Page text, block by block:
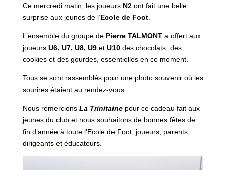
Ce mercredi matin, les joueurs N2ont fait une belle
surprise aux jeunes de l’Ecole de Foot.
L’ensemble du groupe de Pierre TALMONTa offert aux
joueurs U6, U7, U8, U9 etU10des chocolats, des
cookies et des gourdes, essentielles en ce moment.
Tous se sont rassemblés pour une photo souvenir où les
sourires étaient au rendez-vous.
Nous remercions La Trinitainepour ce cadeau fait aux
jeunes du club et nous souhaitons de bonnes fêtes de
fin d’année à toute l’Ecole de Foot, joueurs, parents,
dirigeants et éducateurs.